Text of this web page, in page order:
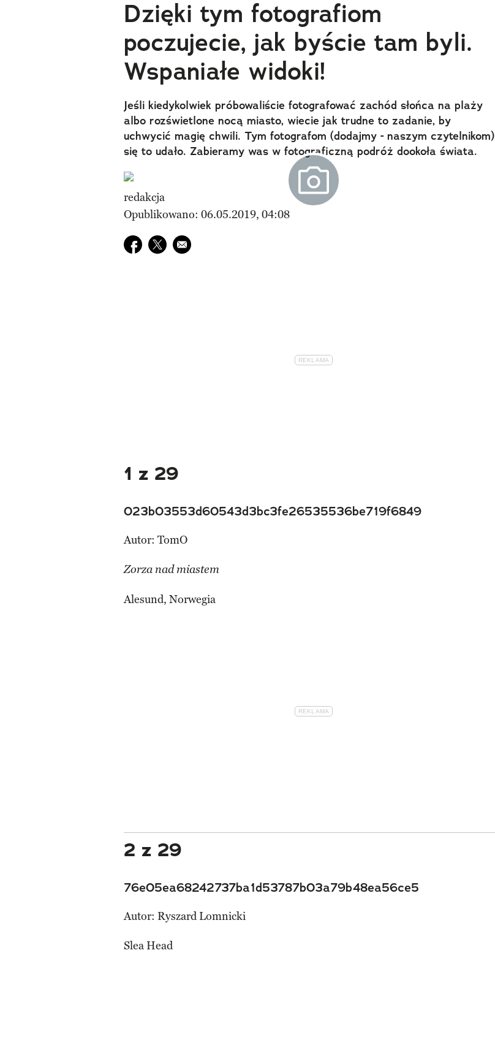
Dzięki tym fotografiom
poczujecie, jak byście tam byli.
Wspaniałe widoki!
Jeśli kiedykolwiek próbowaliście fotografować zachód słońca na plaży
albo rozświetlone nocą miasto, wiecie jak trudne to zadanie, by
uchwycić magię chwili. Tym fotografom (dodajmy - naszym czytelnikom)
się to udało. Zabieramy was w fotograficzną podróż dookoła świata.
redakcja
Opublikowano: 06.05.2019, 04:08
Udostępnij na facebook
Udostępnij na twitter
E-mail do przyjaciela
1 z 29
023b03553d60543d3bc3fe26535536be719f6849
Autor: TomO
Zorza nad miastem
Alesund, Norwegia
2 z 29
76e05ea68242737ba1d53787b03a79b48ea56ce5
Autor: Ryszard Lomnicki
Slea Head